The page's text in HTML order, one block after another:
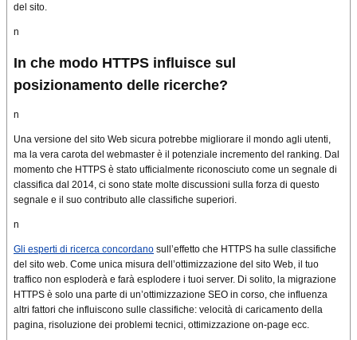
del sito.
n
In che modo HTTPS influisce sul
posizionamento delle ricerche?
n
Una versione del sito Web sicura potrebbe migliorare il mondo agli utenti,
ma la vera carota del webmaster è il potenziale incremento del ranking. Dal
momento che HTTPS è stato ufficialmente riconosciuto come un segnale di
classifica dal 2014, ci sono state molte discussioni sulla forza di questo
segnale e il suo contributo alle classifiche superiori.
n
Gli esperti di ricerca concordano sull’effetto che HTTPS ha sulle classifiche
del sito web. Come unica misura dell’ottimizzazione del sito Web, il tuo
traffico non esploderà e farà esplodere i tuoi server. Di solito, la migrazione
HTTPS è solo una parte di un’ottimizzazione SEO in corso, che influenza
altri fattori che influiscono sulle classifiche: velocità di caricamento della
pagina, risoluzione dei problemi tecnici, ottimizzazione on-page ecc.